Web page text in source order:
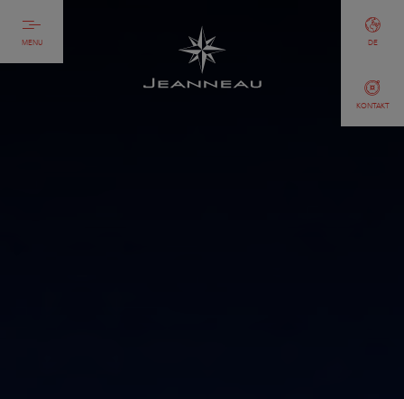
MENU
KONTAKT
DE